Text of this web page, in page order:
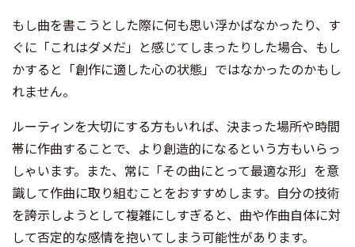
もし曲を書こうとした際に何も思い浮かばなかったり、す
ぐに「これはダメだ」と感じてしまったりした場合、もし
かすると「創作に適した心の状態」ではなかったのかもし
れません。
ルーティンを大切にする方もいれば、決まった場所や時間
帯に作曲することで、より創造的になるという方もいらっ
しゃいます。また、常に「その曲にとって最適な形」を意
識して作曲に取り組むことをおすすめします。自分の技術
を誇示しようとして複雑にしすぎると、曲や作曲自体に対
して否定的な感情を抱いてしまう可能性があります。